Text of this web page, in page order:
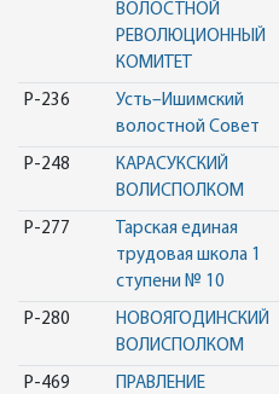
ВОЛОСТНОЙ
РЕВОЛЮЦИОННЫЙ
КОМИТЕТ
Р-236
Усть–Ишимский
волостной Совет
Р-248
КАРАСУКСКИЙ
ВОЛИСПОЛКОМ
Р-277
Тарская единая
трудовая школа 1
ступени № 10
Р-280
НОВОЯГОДИНСКИЙ
ВОЛИСПОЛКОМ
Р-469
ПРАВЛЕНИЕ